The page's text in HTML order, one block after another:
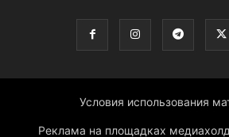
Условия использования
Реклама на площадках